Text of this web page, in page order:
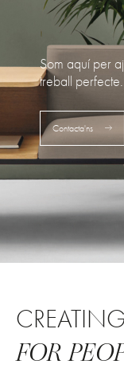
Som aquí per
treball perfecte.
Contacta'ns
FOR